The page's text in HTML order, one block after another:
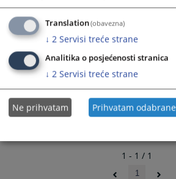
1 - 1 / 1
1
Translation(obavezna)
↓ 2 Servisi treće strane
Analitika o posjećenosti stranica
↓ 2 Servisi treće strane
Ne prihvatam Prihvatam odabrane